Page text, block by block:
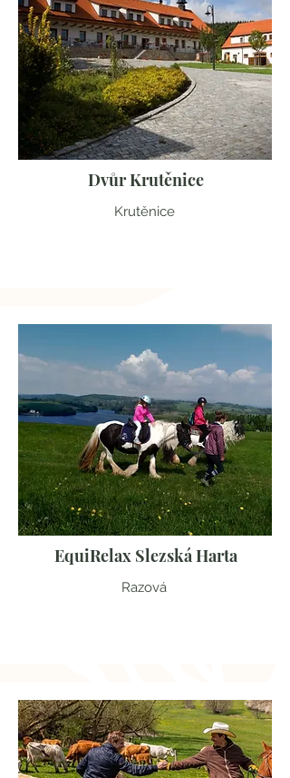
Dvůr Krutěnice
Krutěnice
EquiRelax Slezská Harta
Razová